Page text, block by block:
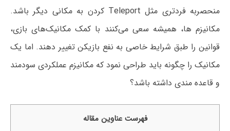
منحصربه فردتری مثل Teleport کردن به مکانی دیگر باشد.
مکانیزم ها، همیشه سعی می‌کنند با کمک مکانیک‌های بازی،
قوانین را طبق شرایط خاصی به نفع بازیکن تغییر دهند. اما یک
مکانیک را چگونه باید طراحی نمود که مکانیزم عملکردی سودمند
و قاعده مندی داشته باشد؟
فهرست عناوین مقاله